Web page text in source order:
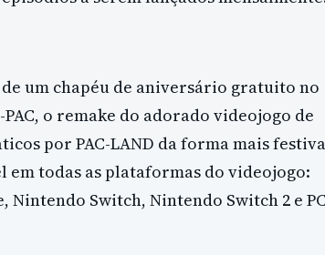
um chapéu de aniversário gratuito no
PAC, o remake do adorado videojogo de
por PAC-LAND da forma mais festiva
todas as plataformas do videojogo:
Nintendo Switch, Nintendo Switch 2 e